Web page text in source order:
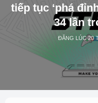
tiếp tục ‘phá
34 lần
ĐĂNG LÚC20